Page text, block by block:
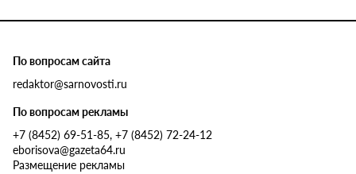
По вопросам сайта
redaktor@sarnovosti.ru
По вопросам рекламы
+7 (8452) 69-51-85, +7 (8452) 72-24-12
eborisova@gazeta64.ru
Размещение рекламы